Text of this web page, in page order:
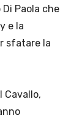
Paola che
e la
sfatare la
Cavallo,